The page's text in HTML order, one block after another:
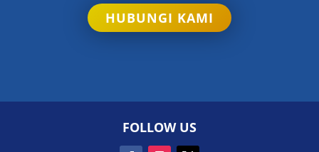
HUBUNGI KAMI
FOLLOW US